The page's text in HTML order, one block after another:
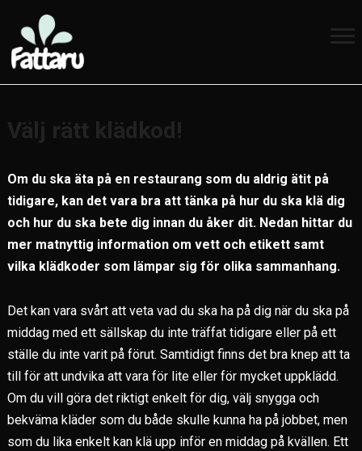
Välj rätt klädkod!
Om du ska äta på en restaurang som du aldrig ätit på
tidigare, kan det vara bra att tänka på hur du ska klä dig
och hur du ska bete dig innan du åker dit. Nedan hittar du
mer matnyttig information om vett och etikett samt
vilka klädkoder som lämpar sig för olika sammanhang.
Det kan vara svårt att veta vad du ska ha på dig när du ska på
middag med ett sällskap du inte träffat tidigare eller på ett
ställe du inte varit på förut. Samtidigt finns det bra knep att ta
till för att undvika att vara för lite eller för mycket uppklädd.
Om du vill göra det riktigt enkelt för dig, välj snygga och
bekväma kläder som du både skulle kunna ha på jobbet, men
som du lika enkelt kan klä upp inför en middag på kvällen. Ett